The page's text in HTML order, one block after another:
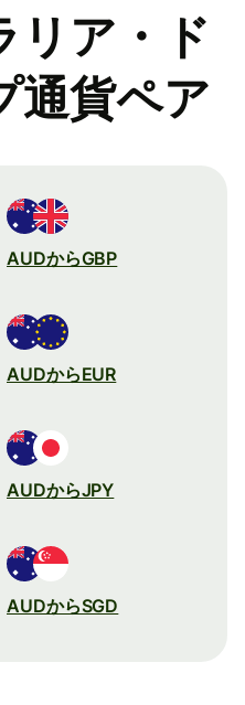
リア・ド
通貨ペア
AUDからGBP
AUDからEUR
AUDからJPY
AUDからSGD